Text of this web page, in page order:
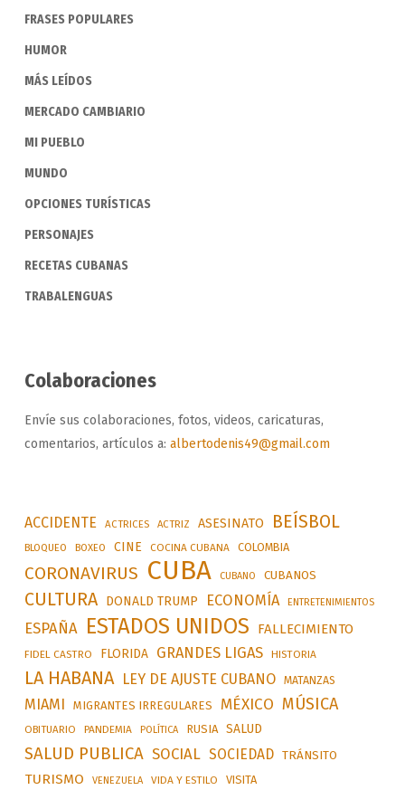
FRASES POPULARES
HUMOR
MÁS LEÍDOS
MERCADO CAMBIARIO
MI PUEBLO
MUNDO
OPCIONES TURÍSTICAS
PERSONAJES
RECETAS CUBANAS
TRABALENGUAS
Colaboraciones
Envíe sus colaboraciones, fotos, videos, caricaturas,
comentarios, artículos a: albertodenis49@gmail.com
ACCIDENTE ACTRICES ACTRIZ ASESINATO BEÍSBOL
BLOQUEO BOXEO CINE COCINA CUBANA COLOMBIA
CORONAVIRUS CUBA CUBANO CUBANOS
CULTURA DONALD TRUMP ECONOMÍA ENTRETENIMIENTOS
ESPAÑA ESTADOS UNIDOS FALLECIMIENTO
FIDEL CASTRO FLORIDA GRANDES LIGAS HISTORIA
LA HABANA LEY DE AJUSTE CUBANO MATANZAS
MIAMI MIGRANTES IRREGULARES MÉXICO MÚSICA
OBITUARIO PANDEMIA POLÍTICA RUSIA SALUD
SALUD PUBLICA SOCIAL SOCIEDAD TRÁNSITO
TURISMO VENEZUELA VIDA Y ESTILO VISITA